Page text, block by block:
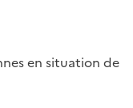
en situation de